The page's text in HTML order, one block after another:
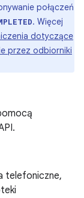
połączeń
. Więcej
dotyczące
przez odbiorniki
telefoniczne,